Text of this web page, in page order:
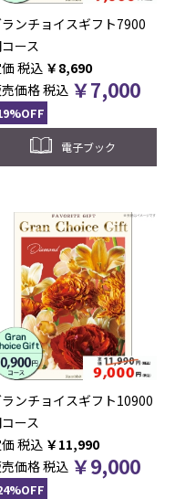
ンチョイスギフト7900
ース
税込 ￥8,690
価格税込 ￥7,000
電子ブック
ンチョイスギフト10900
ース
税込 ￥11,990
価格税込 ￥9,000